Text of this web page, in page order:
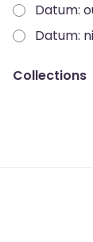
Datum:
Datum:
Collections